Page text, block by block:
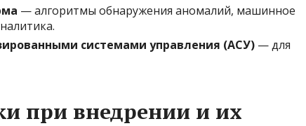
— алгоритмы обнаружения аномалий, машинное
системами управления (АСУ) — для
при внедрении и их